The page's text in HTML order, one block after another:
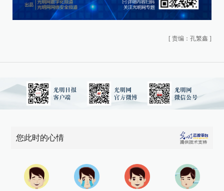
[ 责编：孔繁鑫 ]
您此时的心情